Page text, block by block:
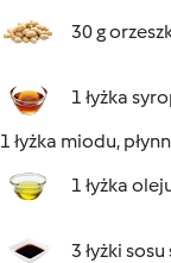
30 g
1 łyżka
1 łyżka miodu,
1 łyżka
3 łyżki